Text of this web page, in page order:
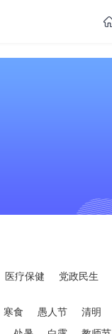
医疗保健 党政民生
寒食 愚人节 清明